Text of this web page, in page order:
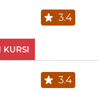
3.4
KURSI
3.4